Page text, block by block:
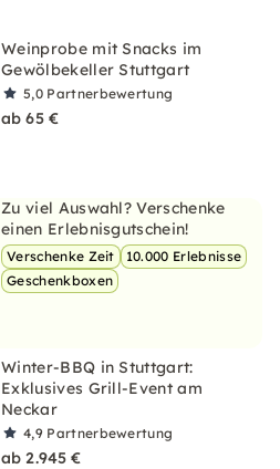
Weinprobe mit Snacks im
Gewölbekeller Stuttgart
5,0 Partnerbewertung
ab 65 €
Zu viel Auswahl? Verschenke
einen Erlebnisgutschein!
Verschenke Zeit
10.000 Erlebnisse
Geschenkboxen
Winter-BBQ in Stuttgart:
Exklusives Grill-Event am
Neckar
4,9 Partnerbewertung
ab 2.945 €